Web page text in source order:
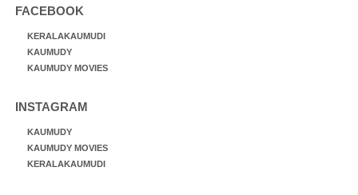
FACEBOOK
KERALAKAUMUDI
KAUMUDY
KAUMUDY MOVIES
INSTAGRAM
KAUMUDY
KAUMUDY MOVIES
KERALAKAUMUDI